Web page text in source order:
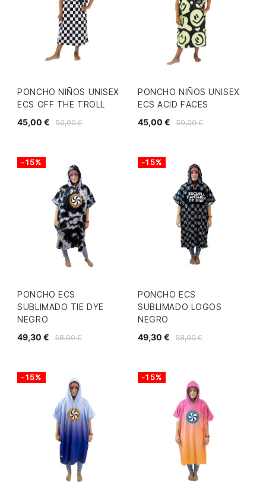
PONCHO NIÑOS UNISEX
ECS OFF THE TROLL
50,00 €
45,00 €
PONCHO NIÑOS UNISEX
ECS ACID FACES
50,00 €
45,00 €
PONCHO ECS
SUBLIMADO TIE DYE
NEGRO
58,00 €
49,30 €
-15%
PONCHO ECS
SUBLIMADO LOGOS
NEGRO
58,00 €
49,30 €
-15%
-15% -15%